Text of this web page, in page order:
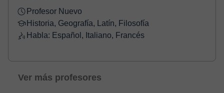
Profesor Nuevo
Historia, Geografía, Latín, Filosofía
Habla: Español, Italiano, Francés
Ver más profesores